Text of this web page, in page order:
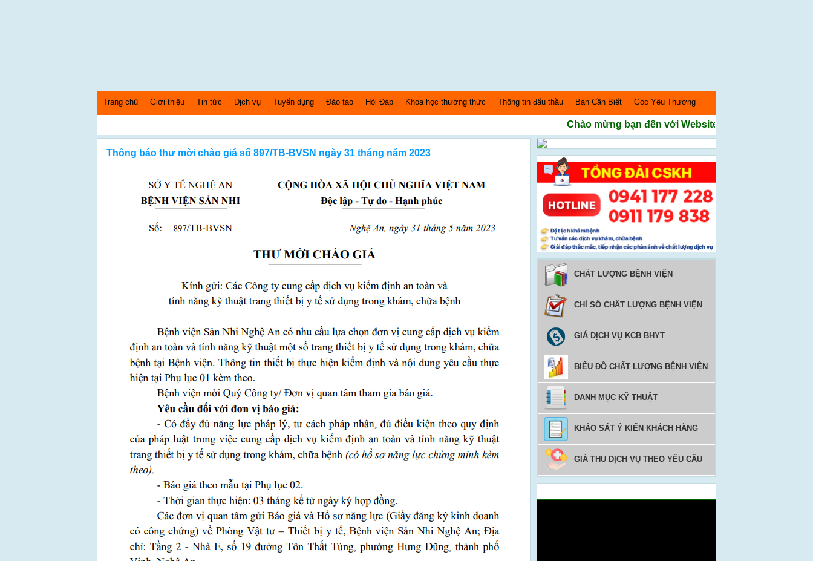
Trang chủ Giới thiệu Tin tức Dịch vụ Tuyển dụng Đào tạo Hỏi Đáp Khoa học thường thức Thông tin đấu thầu Bạn Cần Biết Góc Yêu Thương
Chào mừng bạn đến với Website Bệnh Viện Sản nhi Nghệ
Thông báo thư mời chào giá số 897/TB-BVSN ngày 31 tháng năm 2023
CHẤT LƯỢNG BỆNH VIỆN
CHỈ SỐ CHẤT LƯỢNG BỆNH VIỆN
GIÁ DỊCH VỤ KCB BHYT
BIỂU ĐỒ CHẤT LƯỢNG BỆNH VIỆN
DANH MỤC KỸ THUẬT
KHẢO SÁT Ý KIẾN KHÁCH HÀNG
GIÁ THU DỊCH VỤ THEO YÊU CẦU